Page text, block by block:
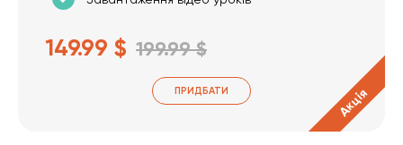
149.99 $ 199.99 $
ПРИДБАТИ Акція